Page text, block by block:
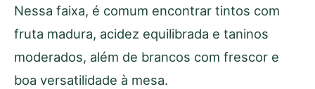
Nessa faixa, é comum encontrar tintos com
fruta madura, acidez equilibrada e taninos
moderados, além de brancos com frescor e
boa versatilidade à mesa.